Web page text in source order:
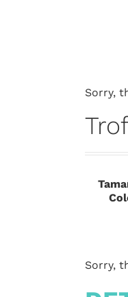
Sorry,
Sorry,